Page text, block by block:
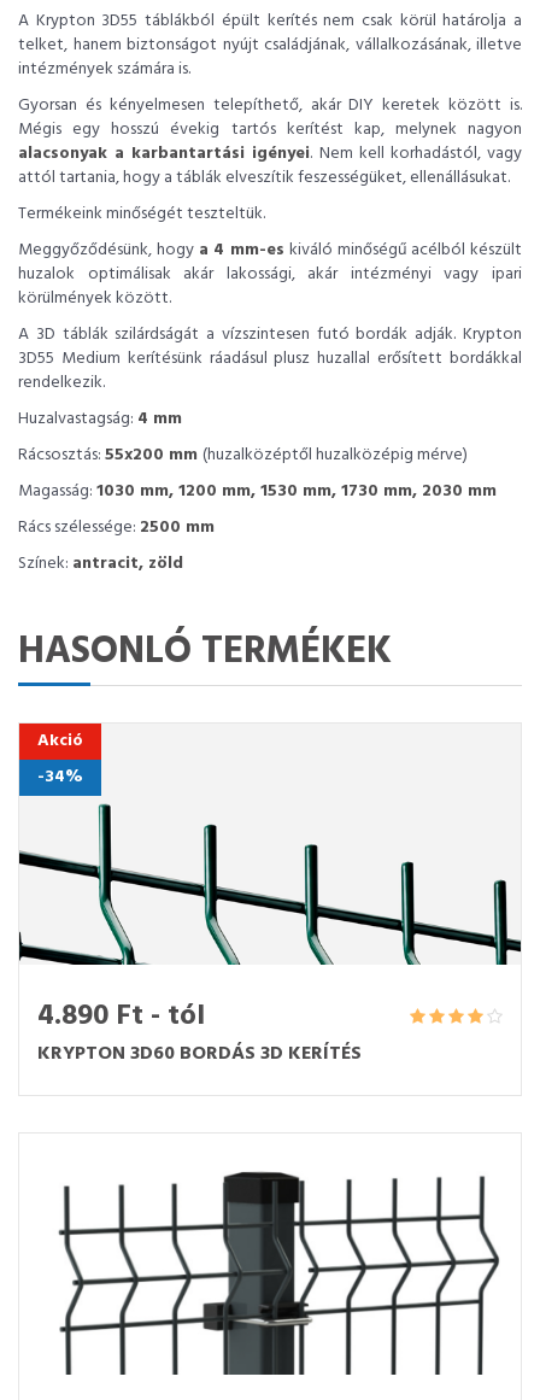
A Krypton 3D55 táblákból épült kerítés nem csak körül határolja a
telket, hanem biztonságot nyújt családjának, vállalkozásának, illetve
intézmények számára is.
Gyorsan és kényelmesen telepíthető, akár DIY keretek között is.
Mégis egy hosszú évekig tartós kerítést kap, melynek nagyon
alacsonyak a karbantartási igényei. Nem kell korhadástól, vagy
attól tartania, hogy a táblák elveszítik feszességüket, ellenállásukat.
Termékeink minőségét teszteltük.
Meggyőződésünk, hogy a 4 mm-es kiváló minőségű acélból készült
huzalok optimálisak akár lakossági, akár intézményi vagy ipari
körülmények között.
A 3D táblák szilárdságát a vízszintesen futó bordák adják. Krypton
3D55 Medium kerítésünk ráadásul plusz huzallal erősített bordákkal
rendelkezik.
Huzalvastagság: 4 mm
Rácsosztás:55x200 mm (huzalközéptől huzalközépig mérve)
Magasság:1030 mm, 1200 mm, 1530 mm, 1730 mm, 2030 mm
Rács szélessége: 2500 mm
Színek: antracit, zöld
HASONLÓ TERMÉKEK
Akció
-34%
4.890 Ft - tól
KRYPTON 3D60 BORDÁS 3D KERÍTÉS